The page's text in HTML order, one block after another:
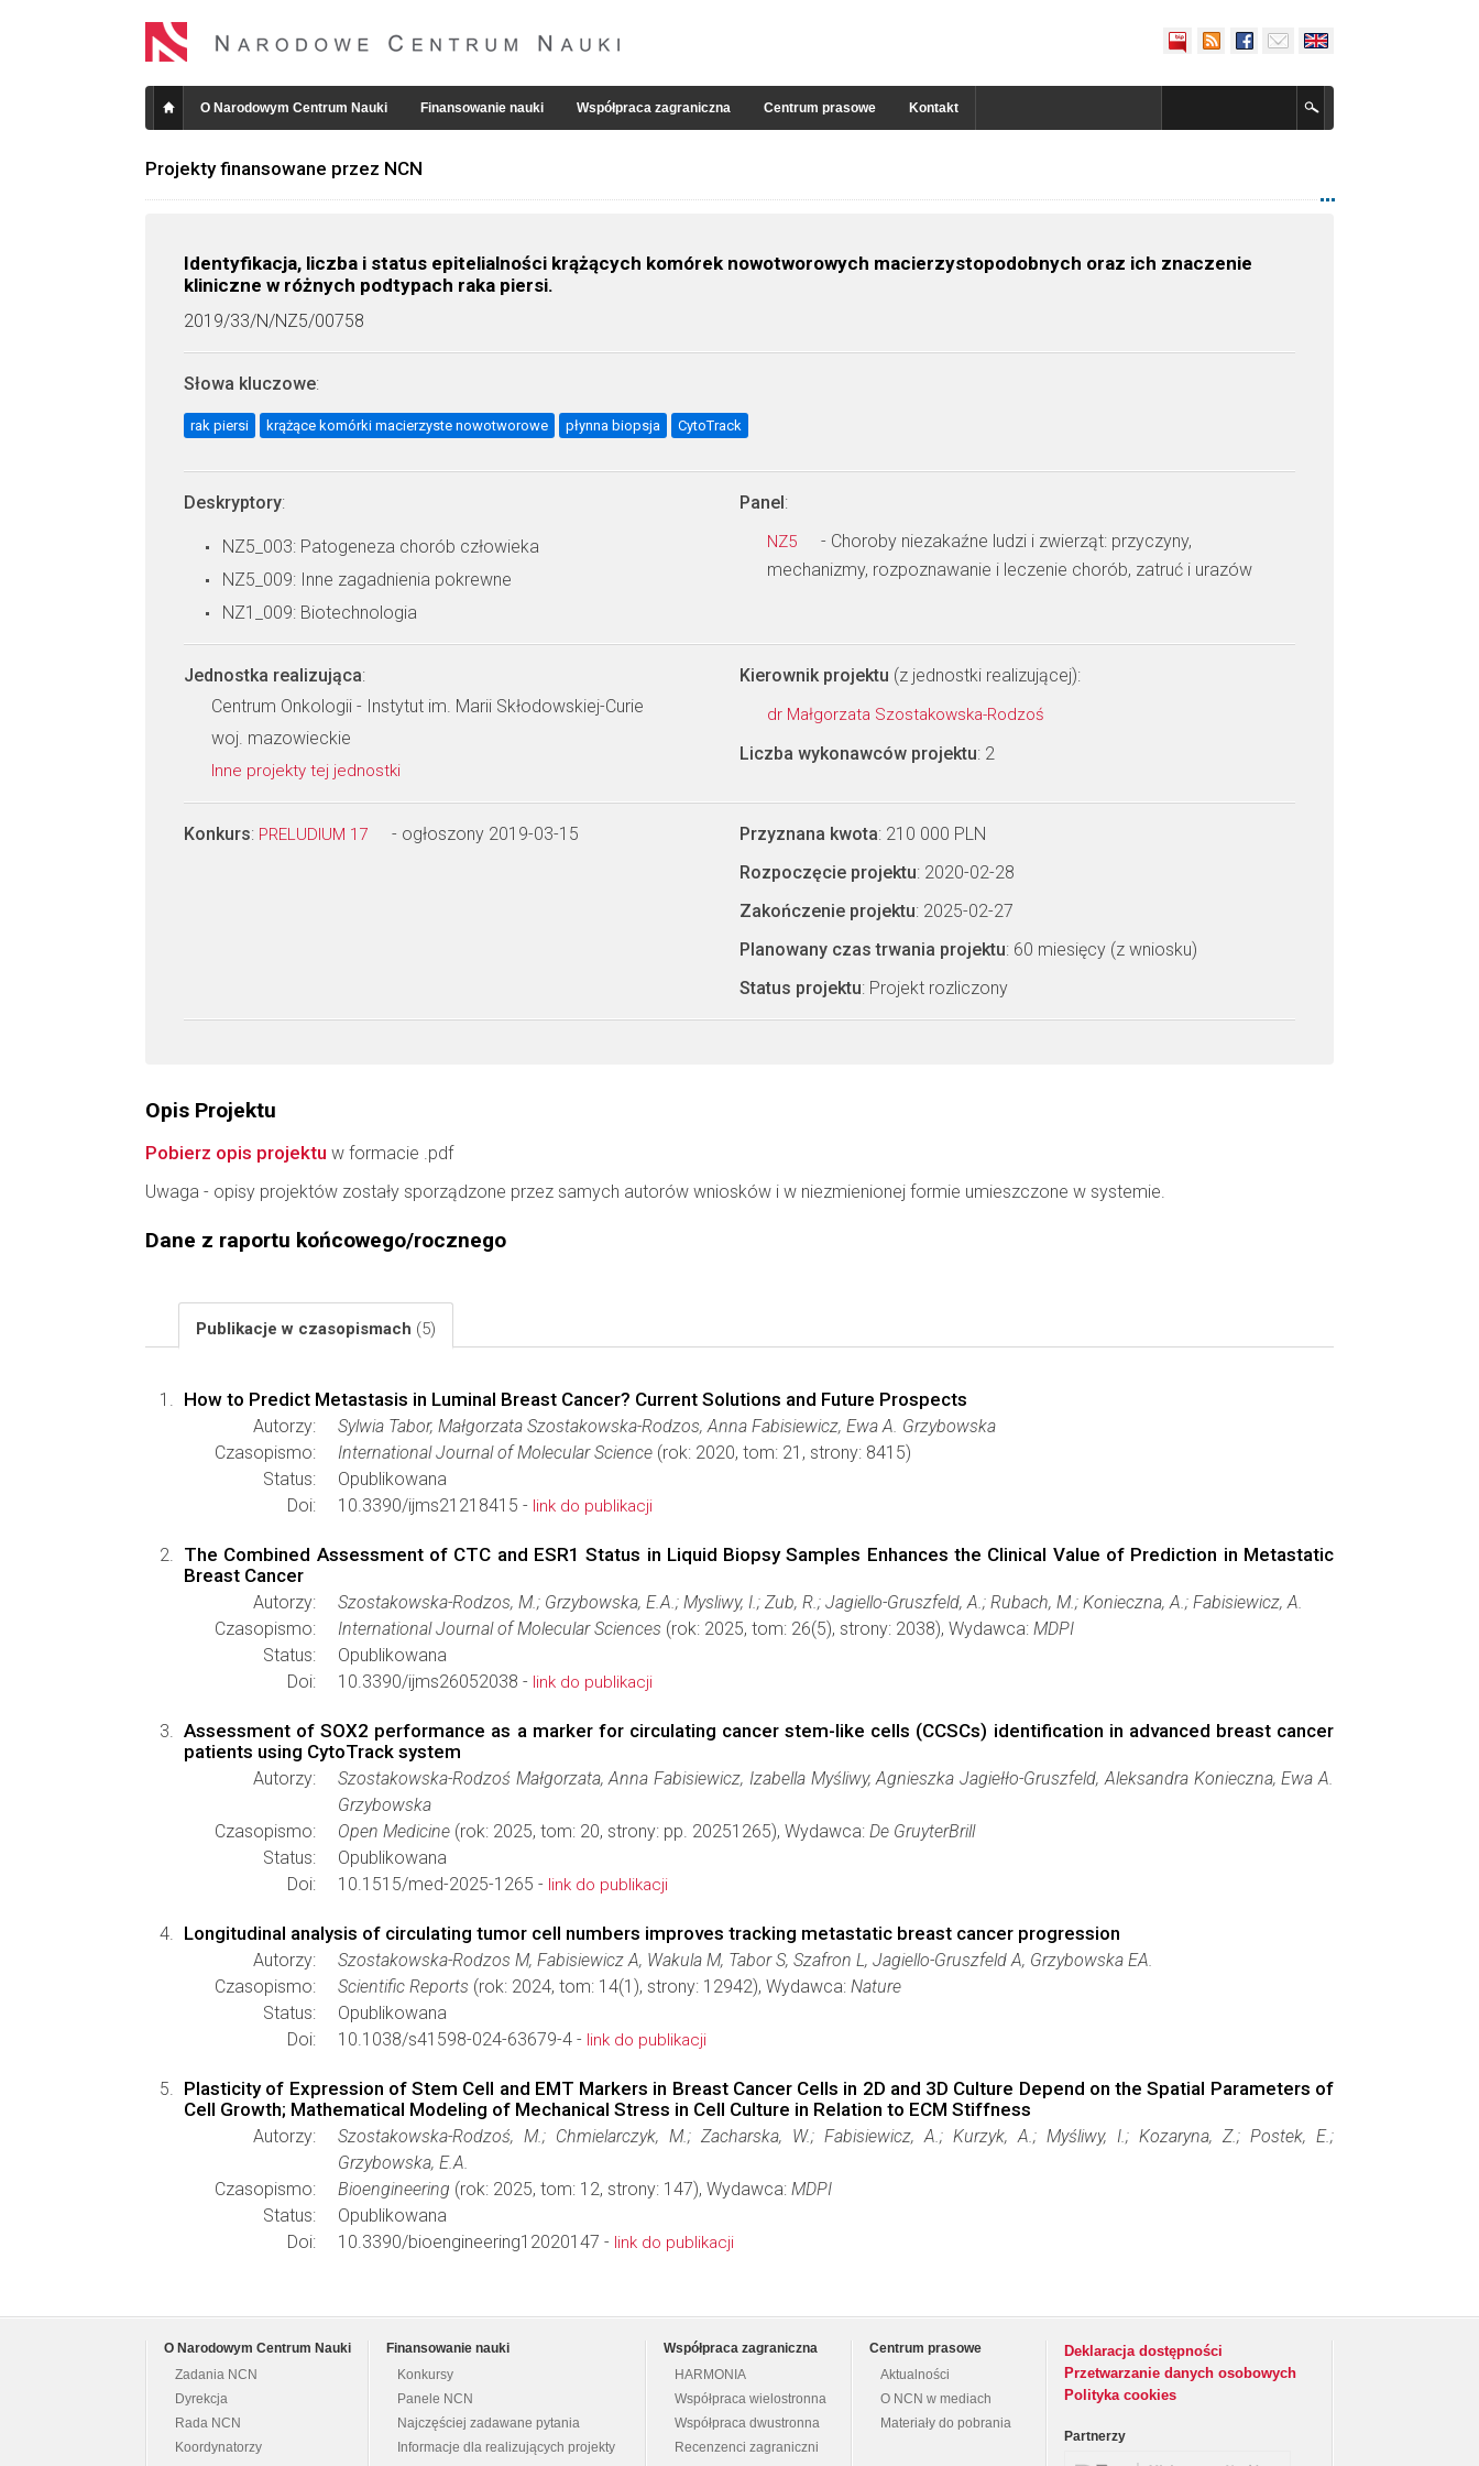
O Narodowym Centrum Nauki Finansowanie nauki Współpraca zagraniczna Centrum prasowe Kontakt
Projekty finansowane przez NCN
Identyfikacja, liczba i status epitelialności krążących komórek nowotworowych macierzystopodobnych oraz ich znaczenie
kliniczne w różnych podtypach raka piersi.
2019/33/N/NZ5/00758
Słowa kluczowe:
rak piersi krążące komórki macierzyste nowotworowe płynna biopsja CytoTrack
Deskryptory:
NZ5_003: Patogeneza chorób człowieka
NZ5_009: Inne zagadnienia pokrewne
NZ1_009: Biotechnologia
Panel:
NZ5
- Choroby niezakaźne ludzi i zwierząt: przyczyny,
mechanizmy, rozpoznawanie i leczenie chorób, zatruć i urazów
Jednostka realizująca:
Centrum Onkologii - Instytut im. Marii Skłodowskiej-Curie
woj. mazowieckie
Inne projekty tej jednostki
Kierownik projektu (z jednostki realizującej):
dr Małgorzata Szostakowska-Rodzoś
Liczba wykonawców projektu: 2
Konkurs: PRELUDIUM 17 - ogłoszony 2019-03-15 Przyznana kwota: 210 000 PLN
Rozpoczęcie projektu: 2020-02-28
Zakończenie projektu: 2025-02-27
Planowany czas trwania projektu: 60 miesięcy (z wniosku)
Status projektu: Projekt rozliczony
Opis Projektu
Pobierz opis projektu w formacie .pdf
Uwaga - opisy projektów zostały sporządzone przez samych autorów wniosków i w niezmienionej formie umieszczone w systemie.
Dane z raportu końcowego/rocznego
Publikacje w czasopismach (5)
How to Predict Metastasis in Luminal Breast Cancer? Current Solutions and Future Prospects
Autorzy:
Sylwia Tabor, Małgorzata Szostakowska-Rodzos, Anna Fabisiewicz, Ewa A. Grzybowska
Czasopismo:
International Journal of Molecular Science (rok: 2020, tom: 21, strony: 8415)
Status:
Opublikowana
Doi:
10.3390/ijms21218415 - link do publikacji
The Combined Assessment of CTC and ESR1 Status in Liquid Biopsy Samples Enhances the Clinical Value of Prediction in Metastatic
Breast Cancer
Autorzy:
Szostakowska-Rodzos, M.; Grzybowska, E.A.; Mysliwy, I.; Zub, R.; Jagiello-Gruszfeld, A.; Rubach, M.; Konieczna, A.; Fabisiewicz, A.
Czasopismo:
International Journal of Molecular Sciences (rok: 2025, tom: 26(5), strony: 2038), Wydawca: MDPI
Status:
Opublikowana
Doi:
10.3390/ijms26052038 - link do publikacji
Assessment of SOX2 performance as a marker for circulating cancer stem-like cells (CCSCs) identification in advanced breast cancer
patients using CytoTrack system
Autorzy:
Szostakowska-Rodzoś Małgorzata, Anna Fabisiewicz, Izabella Myśliwy, Agnieszka Jagiełło-Gruszfeld, Aleksandra Konieczna, Ewa A.
Grzybowska
Czasopismo:
Open Medicine (rok: 2025, tom: 20, strony: pp. 20251265), Wydawca: De GruyterBrill
Status:
Opublikowana
Doi:
10.1515/med-2025-1265 - link do publikacji
Longitudinal analysis of circulating tumor cell numbers improves tracking metastatic breast cancer progression
Autorzy:
Szostakowska-Rodzos M, Fabisiewicz A, Wakula M, Tabor S, Szafron L, Jagiello-Gruszfeld A, Grzybowska EA.
Czasopismo:
Scientific Reports (rok: 2024, tom: 14(1), strony: 12942), Wydawca: Nature
Status:
Opublikowana
Doi:
10.1038/s41598-024-63679-4 - link do publikacji
Plasticity of Expression of Stem Cell and EMT Markers in Breast Cancer Cells in 2D and 3D Culture Depend on the Spatial Parameters of
Cell Growth; Mathematical Modeling of Mechanical Stress in Cell Culture in Relation to ECM Stiffness
Autorzy:
Szostakowska-Rodzoś, M.; Chmielarczyk, M.; Zacharska, W.; Fabisiewicz, A.; Kurzyk, A.; Myśliwy, I.; Kozaryna, Z.; Postek, E.;
Grzybowska, E.A.
Czasopismo:
Bioengineering (rok: 2025, tom: 12, strony: 147), Wydawca: MDPI
Status:
Opublikowana
Doi:
10.3390/bioengineering12020147 - link do publikacji
O Narodowym Centrum Nauki
Zadania NCN
Dyrekcja
Rada NCN
Koordynatorzy
Finansowanie nauki
Konkursy
Panele NCN
Najczęściej zadawane pytania
Informacje dla realizujących projekty
Współpraca zagraniczna
HARMONIA
Współpraca wielostronna
Współpraca dwustronna
Recenzenci zagraniczni
Centrum prasowe
Aktualności
O NCN w mediach
Materiały do pobrania
Deklaracja dostępności
Przetwarzanie danych osobowych
Polityka cookies
Partnerzy